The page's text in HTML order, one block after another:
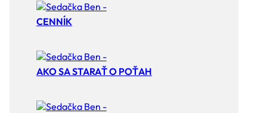
CENNÍK
AKO SA STARAŤ O POŤAH